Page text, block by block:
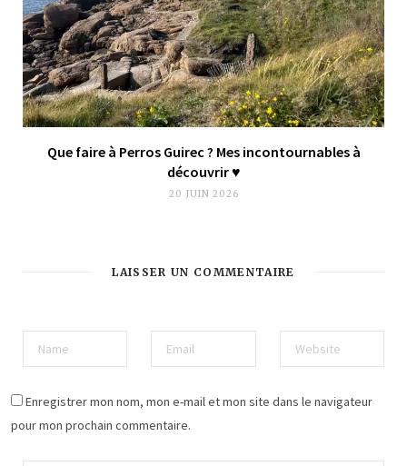
Que faire à Perros Guirec ? Mes incontournables à
découvrir ♥︎
20 JUIN 2026
LAISSER UN COMMENTAIRE
Enregistrer mon nom, mon e-mail et mon site dans le navigateur
pour mon prochain commentaire.